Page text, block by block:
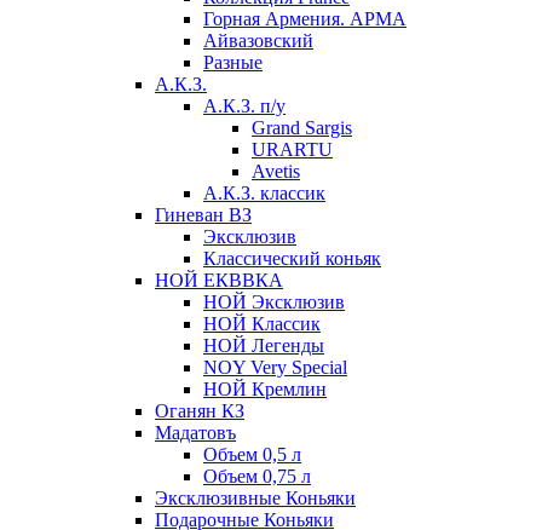
Горная Армения. АРМА
Айвазовский
Разные
А.К.З.
А.К.З. п/у
Grand Sargis
URARTU
Avetis
А.К.З. классик
Гиневан ВЗ
Эксклюзив
Классический коньяк
НОЙ ЕКВВКА
НОЙ Эксклюзив
НОЙ Классик
НОЙ Легенды
NOY Very Speсial
НОЙ Кремлин
Оганян КЗ
Мадатовъ
Объем 0,5 л
Объем 0,75 л
Эксклюзивные Коньяки
Подарочные Коньяки